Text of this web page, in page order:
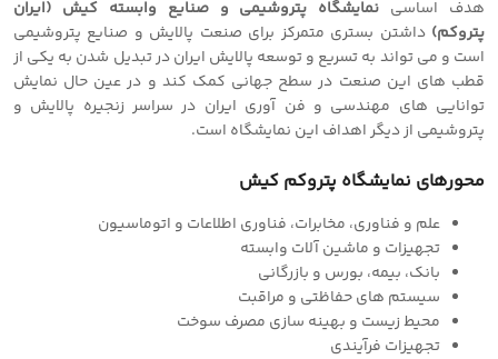
هدف اساسی نمایشگاه پتروشیمی و صنایع وابسته کیش (ایران
پتروکم) داشتن بستری متمرکز برای صنعت پالایش و صنایع پتروشیمی
است و می تواند به تسریع و توسعه پالایش ایران در تبدیل شدن به یکی از
قطب های این صنعت در سطح جهانی کمک کند و در عین حال نمایش
توانایی های مهندسی و فن آوری ایران در سراسر زنجیره پالایش و
پتروشیمی از دیگر اهداف این نمایشگاه است.
محورهای نمایشگاه پتروکم کیش
علم و فناوری، مخابرات، فناوری اطلاعات و اتوماسیون
تجهیزات و ماشین آلات وابسته
بانک، بیمه، بورس و بازرگانی
سیستم های حفاظتی و مراقبت
محیط زیست و بهینه سازی مصرف سوخت
تجهیزات فرآیندی